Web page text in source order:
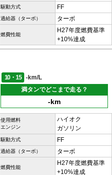
駆動方式 FF
過給器（ターボ） ターボ
燃費性能
H27年度燃費基準
+10%達成
10・15
-km/L
満タンでどこまで走る？
-km
使用燃料
エンジン
ハイオク
ガソリン
駆動方式 FF
過給器（ターボ） ターボ
燃費性能
H27年度燃費基準
+10%達成